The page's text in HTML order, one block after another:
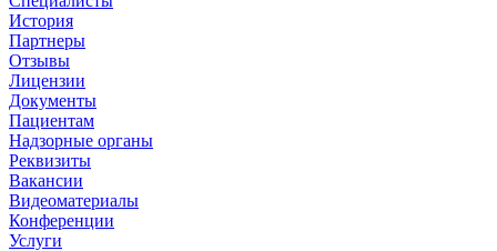
История
Партнеры
Отзывы
Лицензии
Документы
Пациентам
Надзорные органы
Реквизиты
Вакансии
Видеоматериалы
Конференции
Услуги